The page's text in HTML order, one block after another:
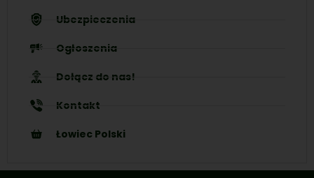
Ubezpieczenia
Ogłoszenia
Dołącz do nas!
Kontakt
Łowiec Polski